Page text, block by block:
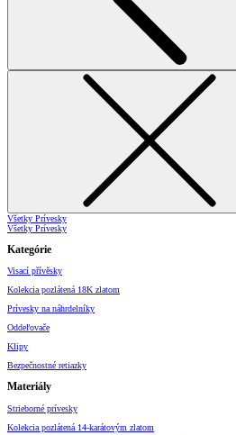
Všetky Prívesky
Všetky Prívesky
Kategórie
Visací přívěsky
Kolekcia pozlátená 18K zlatom
Prívesky na náhrdelníky
Oddeľovače
Klipy
Bezpečnostné retiazky
Materiály
Strieborné prívesky
Kolekcia pozlátená 14-karátovým zlatom